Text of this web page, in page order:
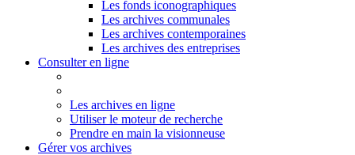
Les fonds iconographiques
Les archives communales
Les archives contemporaines
Les archives des entreprises
Consulter en ligne
Les archives en ligne
Utiliser le moteur de recherche
Prendre en main la visionneuse
Gérer vos archives